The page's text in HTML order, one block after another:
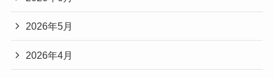
2026年5月
2026年4月